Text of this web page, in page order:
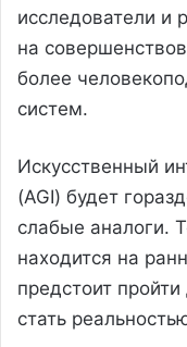
исследователи и
на
более
систем.
Искусственный
(AGI) будет
слабые аналоги.
находится на
предстоит
стать